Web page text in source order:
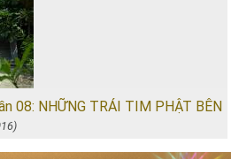
08: NHỮNG TRÁI TIM PHẬT BÊN